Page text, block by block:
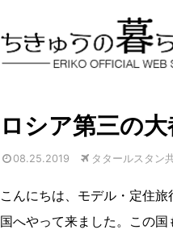
ロシア第三の
08.25.2019 タタールスタ
こんにちは、モデル・定住
国へやって来ました。この